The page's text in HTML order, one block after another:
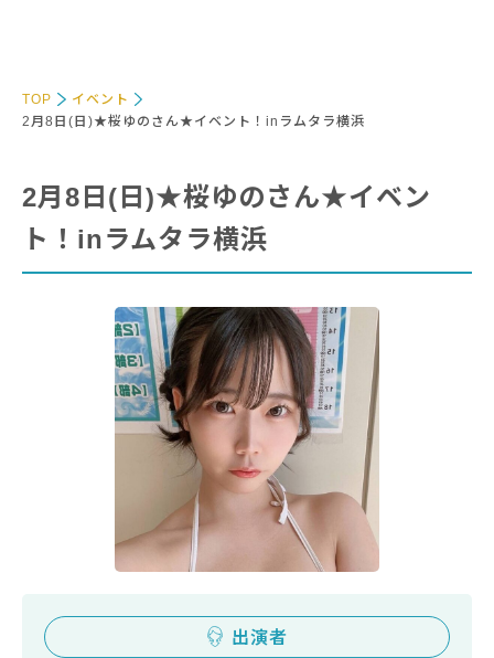
TOP
イベント
2月8日(日)★桜ゆのさん★イベント！inラムタラ横浜
2月8日(日)★桜ゆのさん★イベン
ト！inラムタラ横浜
出演者